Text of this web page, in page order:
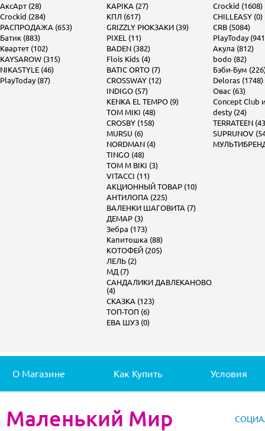
АксАрт (28)
Crockid (284)
РАСПРОДАЖА (653)
Батик (883)
Квартет (102)
KAYSAROW (315)
NIKASTYLE (46)
PlayToday (87)
KAPIKA (27)
КПЛ (617)
GRIZZLY РЮКЗАКИ (39)
PIXEL (11)
BADEN (382)
Flois Kids (4)
BATIC ORTO (7)
CROSSWAY (12)
INDIGO (57)
KENKA EL TEMPO (9)
TOM MIKI (48)
CROSBY (158)
MURSU (6)
NORDMAN (4)
TINGO (48)
TOM M BIKI (3)
VITACCI (11)
АКЦИОННЫЙ ТОВАР (10)
АНТИЛОПА (225)
ВАЛЕНКИ ШАГОВИТА (7)
ДЕМАР (3)
Зебра (173)
Капитошка (88)
КОТОФЕЙ (205)
ЛЕЛЬ (2)
МД (7)
САНДАЛИКИ ДАВЛЕКАНОВО
(4)
СКАЗКА (123)
ТОП-ТОП (6)
ЕВА ШУЗ (0)
Crockid (1608)
CHILLEASY (0)
CRB (5084)
PlayToday
Акула (812)
bodo (82)
Бэби-Бум
Deloras (1748)
Овас (63)
Concept Club
desty (24)
TERRATEEN
SUPRUNOV
О Магазине Как Купить Условия
Маленький Мир